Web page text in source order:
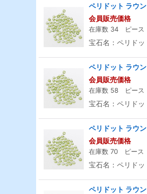
ペリドット ラウ
会員販売価格
在庫数 34 ピース
宝石名：ペリド
ペリドット ラウ
会員販売価格
在庫数 58 ピース
宝石名：ペリド
ペリドット ラウ
会員販売価格
在庫数 70 ピース
宝石名：ペリド
ペリドット ラウ